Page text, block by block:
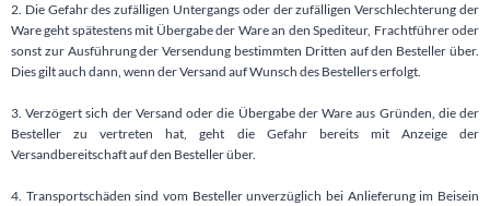
2. Die Gefahr des zufälligen Untergangs oder der zufälligen Verschlechterung der
Ware geht spätestens mit Übergabe der Ware an den Spediteur, Frachtführer oder
sonst zur Ausführung der Versendung bestimmten Dritten auf den Besteller über.
Dies gilt auch dann, wenn der Versand auf Wunsch des Bestellers erfolgt.
3. Verzögert sich der Versand oder die Übergabe der Ware aus Gründen, die der
Besteller zu vertreten hat, geht die Gefahr bereits mit Anzeige der
Versandbereitschaft auf den Besteller über.
4. Transportschäden sind vom Besteller unverzüglich bei Anlieferung im Beisein